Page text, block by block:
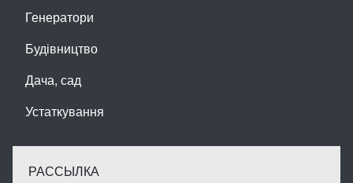
Генератори
Будівництво
Дача, сад
Устаткування
РАССЫЛКА